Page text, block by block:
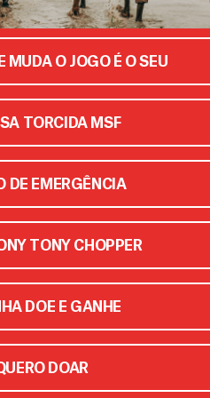
MUDA O JOGO É O SEU
TORCIDA MSF
DE EMERGÊNCIA
TONY CHOPPER
DOE E GANHE
DOAR